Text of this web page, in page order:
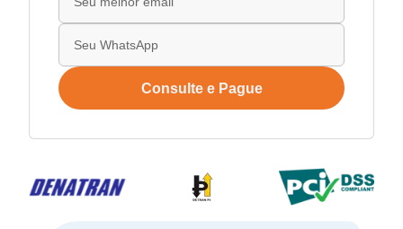
Consulte e Pague